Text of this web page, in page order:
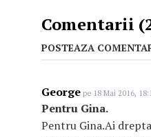
Comentarii
POSTEAZA
George pe 18 Mai 2016,
Pentru Gina.
Pentru Gina.Ai